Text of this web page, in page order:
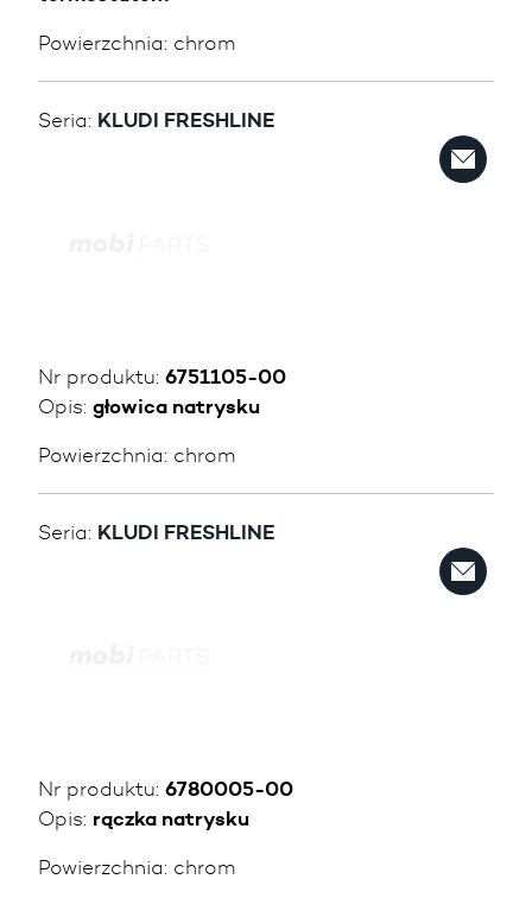
Powierzchnia: chrom
Seria: KLUDI FRESHLINE
Nr produktu: 6751105-00
Opis: głowica natrysku
Powierzchnia: chrom
Seria: KLUDI FRESHLINE
Nr produktu: 6780005-00
Opis: rączka natrysku
Powierzchnia: chrom